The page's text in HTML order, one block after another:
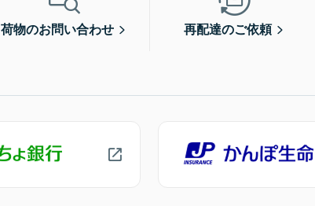
荷物のお問い合わせ 再配達のご依頼